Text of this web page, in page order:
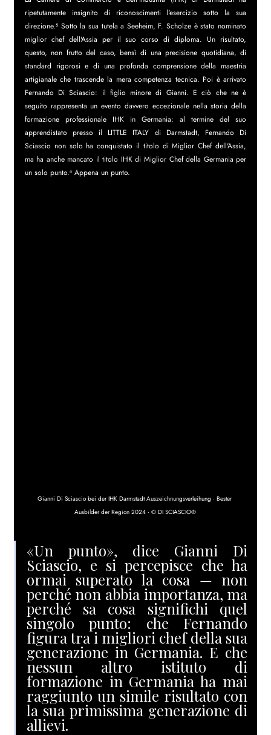
ripetutamente insignito di riconoscimenti l'esercizio sotto la sua
direzione.⁵ Sotto la sua tutela a Seeheim, F. Scholze è stato nominato
miglior chef dell'Assia per il suo corso di diploma. Un risultato,
questo, non frutto del caso, bensì di una precisione quotidiana, di
standard rigorosi e di una profonda comprensione della maestria
artigianale che trascende la mera competenza tecnica. Poi è arrivato
Fernando Di Sciascio: il figlio minore di Gianni. E ciò che ne è
seguito rappresenta un evento davvero eccezionale nella storia della
formazione professionale IHK in Germania: al termine del suo
apprendistato presso il LITTLE ITALY di Darmstadt, Fernando Di
Sciascio non solo ha conquistato il titolo di Miglior Chef dell'Assia,
ma ha anche mancato il titolo IHK di Miglior Chef della Germania per
un solo punto.⁶ Appena un punto.
Gianni Di Sciascio bei der IHK Darmstadt Auszeichnungsverleihung · Bester
Ausbilder der Region 2024 · © DI SCIASCIO®
«Un punto», dice Gianni Di
Sciascio, e si percepisce che ha
ormai superato la cosa — non
perché non abbia importanza, ma
perché sa cosa significhi quel
singolo punto: che Fernando
figura tra i migliori chef della sua
generazione in Germania. E che
nessun altro istituto di
formazione in Germania ha mai
raggiunto un simile risultato con
la sua primissima generazione di
allievi.